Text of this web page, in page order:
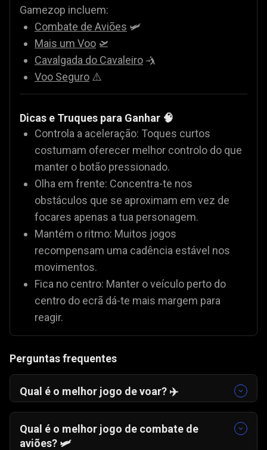
Gamezop incluem:
Combate de Aviões 🛩️
Mais um Voo 🛫
Cavalgada do Cavaleiro 🤺
Voo Seguro ⚠️
Dicas e Truques para Ganhar 🧠
Controla a aceleração: Toques curtos
costumam oferecer melhor controlo do que
manter o botão pressionado.
Olha em frente: Concentra-te nos
obstáculos que se aproximam em vez de
focares apenas a tua personagem.
Mantém o ritmo: Muitos jogos
recompensam uma cadência estável nos
movimentos.
Fica no centro: Manter o veículo perto do
centro do ecrã dá-te mais margem para
reagir.
Perguntas frequentes
Qual é o melhor jogo de voar? ✈️
jogabilidade envolvente. Se preferes combates
aéreos, oCombate de Aviões
Qual é o melhor jogo de combate de
aviões? 🛩️